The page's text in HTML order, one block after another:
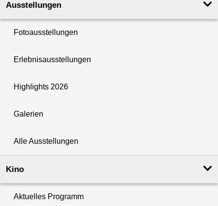
Ausstellungen
Fotoausstellungen
Erlebnisausstellungen
Highlights 2026
Galerien
Alle Ausstellungen
Kino
Aktuelles Programm